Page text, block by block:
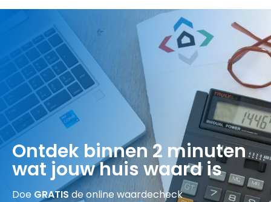
Ontdek binnen 2 minuten
wat jouw huis waard is
Doe GRATISde online waardecheck